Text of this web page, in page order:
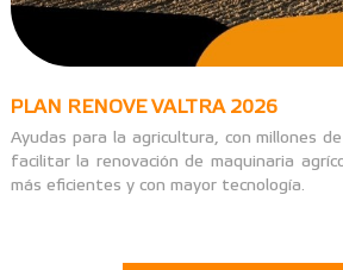
PLAN RENOVE VALTRA 2026
Ayudas para la agricultura, con millones
facilitar la renovación de maquinaria
más eficientes y con mayor tecnología.